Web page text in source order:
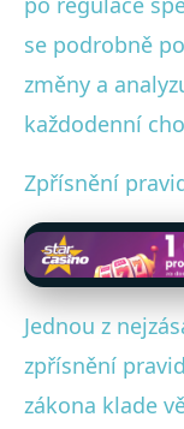
se podrobně
změny a
každodenní
Zpřísnění
Jednou z
zpřísnění
zákona klade